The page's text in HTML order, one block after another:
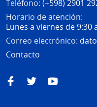
Teléfono: (+598) 2901
Horario de atención:
Lunes a viernes de 9:30
Correo electrónico:
Contacto
FacebookTwitterYouTube